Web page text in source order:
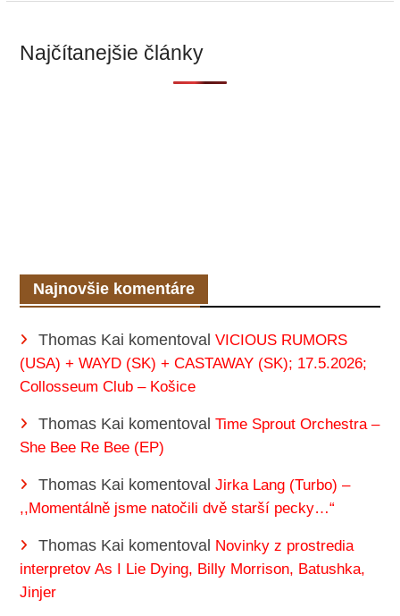
Najčítanejšie články
Najnovšie komentáre
Thomas Kai komentoval VICIOUS RUMORS
(USA) + WAYD (SK) + CASTAWAY (SK); 17.5.2026;
Collosseum Club – Košice
Thomas Kai komentoval Time Sprout Orchestra –
She Bee Re Bee (EP)
Thomas Kai komentoval Jirka Lang (Turbo) –
,,Momentálně jsme natočili dvě starší pecky…“
Thomas Kai komentoval Novinky z prostredia
interpretov As I Lie Dying, Billy Morrison, Batushka,
Jinjer